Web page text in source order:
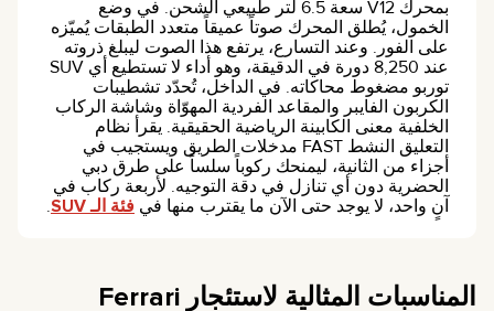
بمحرك V12 سعة 6.5 لتر طبيعي الشحن. في وضع
الخمول، يُطلق المحرك صوتاً عميقاً متعدد الطبقات يُميّزه
على الفور. وعند التسارع، يرتفع هذا الصوت ليبلغ ذروته
عند 8,250 دورة في الدقيقة، وهو أداء لا تستطيع أي SUV
توربو مضغوط محاكاته. في الداخل، تُحدّد تشطيبات
الكربون الفايبر والمقاعد الفردية المهوّاة وشاشة الركاب
الخلفية معنى الكابينة الرياضية الحقيقية. يقرأ نظام
التعليق النشط FAST مدخلات الطريق ويستجيب في
أجزاء من الثانية، ليمنحك ركوباً سلساً على طرق دبي
الحضرية دون أي تنازل في دقة التوجيه. لأربعة ركاب في
آنٍ واحد، لا يوجد حتى الآن ما يقترب منها في فئة الـ SUV .
المناسبات المثالية لاستئجار Ferrari